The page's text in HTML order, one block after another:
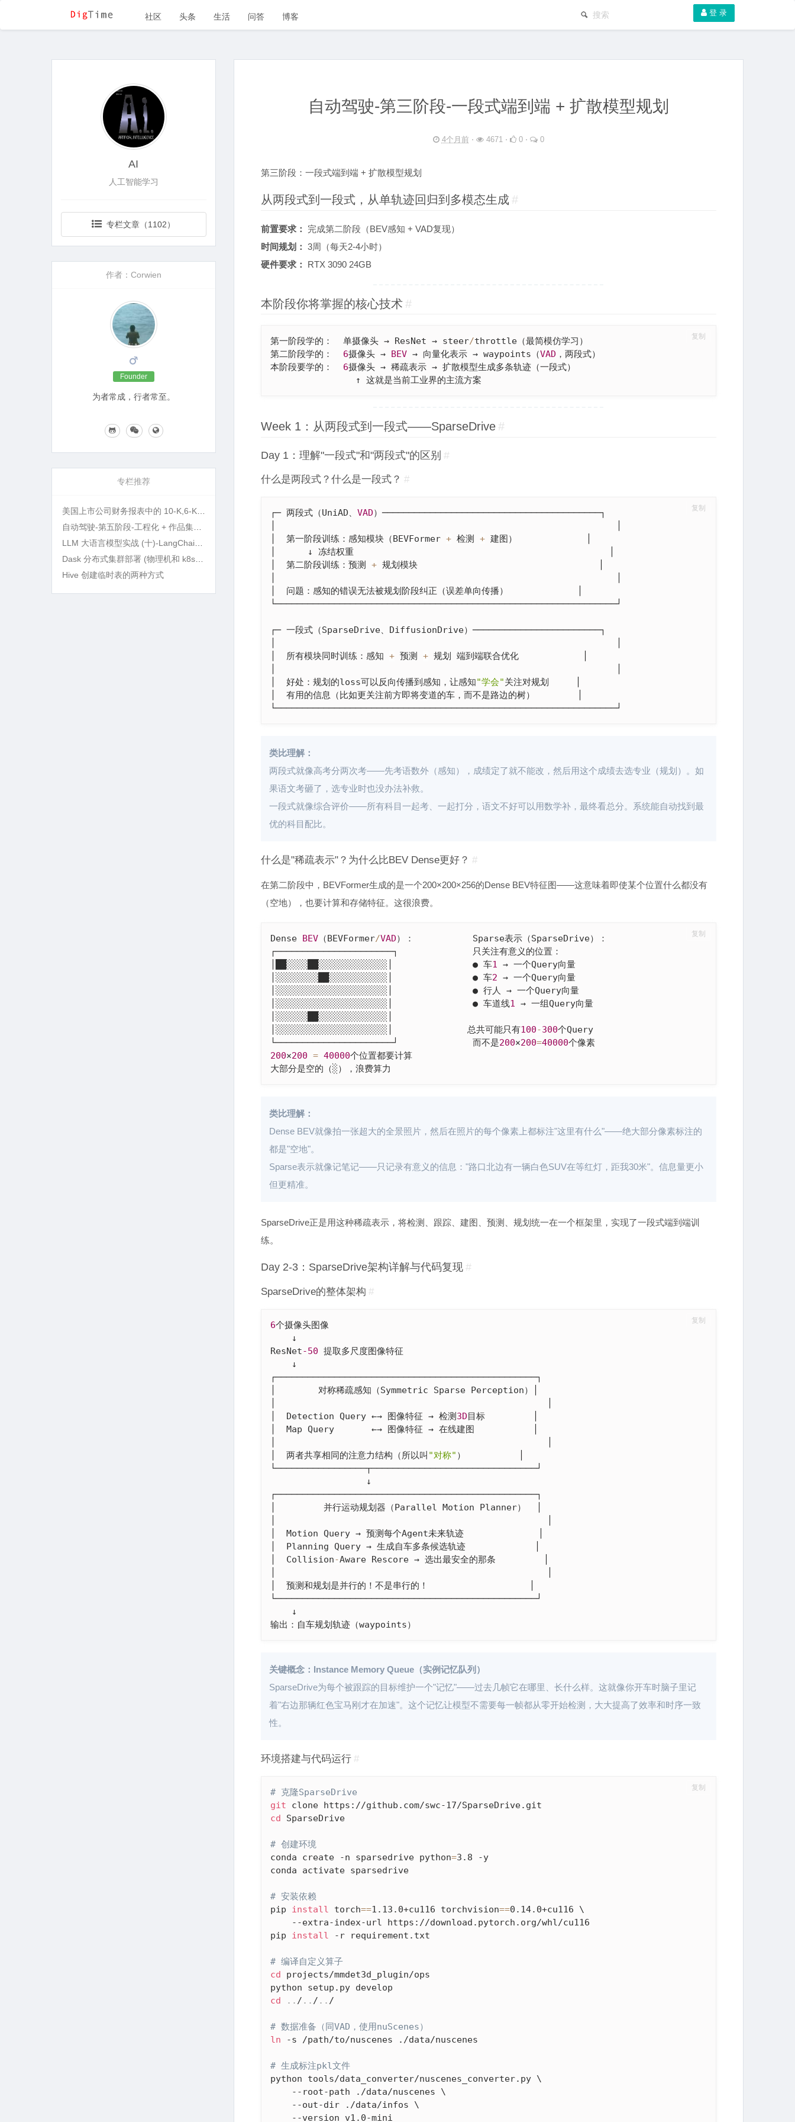
社区 头条 生活 问答 博客 登 录
自动驾驶-第三阶段-一段式端到端 + 扩散模型规划
4个月前 ⋅ 4671 ⋅ 0 ⋅ 0
第三阶段：一段式端到端 + 扩散模型规划
从两段式到一段式，从单轨迹回归到多模态生成 #
前置要求：
完成第二阶段（BEV感知 + VAD复现）
时间规划： 3周（每天2-4小时）
硬件要求：
RTX 3090 24GB
本阶段你将掌握的核心技术 #
第一阶段学的：  单摄像头 → ResNet → steer/throttle（最简模仿学习）
第二阶段学的： 6摄像头 → BEV → 向量化表示 → waypoints（VAD ，两段式）
本阶段要学的： 6摄像头 → 稀疏表示 → 扩散模型生成多条轨迹（一段式）
                ↑ 这就是当前工业界的主流方案
复制
Week 1：从两段式到一段式——SparseDrive #
Day 1：理解"一段式"和"两段式"的区别 #
什么是两段式？什么是一段式？ #
┌─ 两段式（UniAD、 VAD）─────────────────────────────────────────┐
│  第一阶段训练：感知模块（BEVFormer + 检测 + 建图）             │
│      ↓ 冻结权重                                                │
│  第二阶段训练：预测 + 规划模块                                  │
│  问题：感知的错误无法被规划阶段纠正（误差单向传播）             │
└────────────────────────────────────────────────────────────────┘
┌─ 一段式（SparseDrive、DiffusionDrive）────────────────────────┐
│  所有模块同时训练：感知 + 预测 + 规划 端到端联合优化            │
│  好处：规划的loss可以反向传播到感知，让感知"学会"关注对规划     │
│  有用的信息（比如更关注前方即将变道的车，而不是路边的树）        │
└────────────────────────────────────────────────────────────────┘
复制
类比理解：
两段式就像高考分两次考——先考语数外（感知），成绩定了就不能改，然后用这个成绩去选专业（规划）。如
果语文考砸了，选专业时也没办法补救。
一段式就像综合评价——所有科目一起考、一起打分，语文不好可以用数学补，最终看总分。系统能自动找到最
优的科目配比。
什么是"稀疏表示"？为什么比BEV Dense更好？ #
在第二阶段中，BEVFormer生成的是一个200×200×256的Dense BEV特征图——这意味着即使某个位置什么都没有
（空地），也要计算和存储特征。这很浪费。
Dense BEV（BEVFormer/VAD）：           Sparse表示（SparseDrive）：
┌──────────────────────┐              只关注有意义的位置：
│██░░░░██░░░░░░░░░░░░░│               ● 车1 → 一个Query向量
│░░░░░░░░██░░░░░░░░░░░│               ● 车2 → 一个Query向量
│░░░░░░░░░░░░░░░░░░░░░│               ● 行人 → 一个Query向量
│░░░░░░░░░░░░░░░░░░░░░│               ● 车道线1 → 一组Query向量
│░░░░░░██░░░░░░░░░░░░░│
│░░░░░░░░░░░░░░░░░░░░░│              总共可能只有100-300个Query
└──────────────────────┘              而不是200×200=40000
个像素
200×200 = 40000个位置都要计算
大部分是空的（░），浪费算力
复制
类比理解：
Dense BEV就像拍一张超大的全景照片，然后在照片的每个像素上都标注"这里有什么"——绝大部分像素标注的
都是"空地"。
Sparse表示就像记笔记——只记录有意义的信息："路口北边有一辆白色SUV在等红灯，距我30米"。信息量更小
但更精准。
SparseDrive正是用这种稀疏表示，将检测、跟踪、建图、预测、规划统一在一个框架里，实现了一段式端到端训
练。
Day 2-3：SparseDrive架构详解与代码复现 #
SparseDrive的整体架构 #
6个摄像头图像
    ↓
ResNet-50 提取多尺度图像特征
    ↓
┌─────────────────────────────────────────────────┐
│        对称稀疏感知（Symmetric Sparse Perception）│
│  Detection Query ←→ 图像特征 → 检测 3D目标         │
│  Map Query       ←→ 图像特征 → 在线建图           │
│  两者共享相同的注意力结构（所以叫 "对称" ）          │
└─────────────────┬───────────────────────────────┘
                  ↓
┌─────────────────────────────────────────────────┐
│         并行运动规划器（Parallel Motion Planner）  │
│  Motion Query → 预测每个Agent未来轨迹              │
│  Planning Query → 生成自车多条候选轨迹             │
│  Collision-Aware Rescore → 选出最安全的那条         │
│  预测和规划是并行的！不是串行的！                   │
└─────────────────────────────────────────────────┘
    ↓
输出：自车规划轨迹（waypoints）
复制
关键概念：Instance Memory Queue（实例记忆队列）
SparseDrive为每个被跟踪的目标维护一个"记忆"——过去几帧它在哪里、长什么样。这就像你开车时脑子里记
着"右边那辆红色宝马刚才在加速"。这个记忆让模型不需要每一帧都从零开始检测，大大提高了效率和时序一致
性。
环境搭建与代码运行 #
# 克隆SparseDrive
git
cd SparseDrive
# 创建环境
conda create -n sparsedrive python=3.8 -y
conda activate sparsedrive
# 安装依赖
pip install torch==1.13.0+cu116 torchvision==0.14.0+cu116 \
    --extra-index-url https://download.pytorch.org/whl/cu116
pip install -r requirement.txt
# 编译自定义算子
cd projects/mmdet3d_plugin/ops
cd
.. / .. / .. /
# 数据准备（同VAD，使用nuScenes）
ln -s /path/to/nuscenes ./data/nuscenes
# 生成标注pkl文件
python tools/data_converter/nuscenes_converter.py \
    --root-path ./data/nuscenes \
    --out-dir ./data/infos \
    --version v1.0-mini
复制
AI
人工智能学习
专栏文章（1102）
作者：Corwien
Founder
为者常成，行者常至。
专栏推荐
Hive 创建临时表的两种方式